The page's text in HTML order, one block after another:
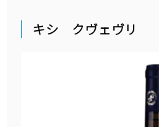
キシ クヴェヴリ